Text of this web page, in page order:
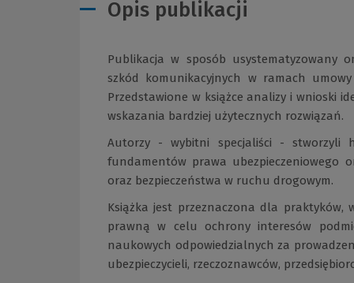
Opis publikacji
Publikacja w sposób usystematyzowany
szkód komunikacyjnych w ramach
Przedstawione w książce analizy i wnioski
wskazania bardziej użytecznych rozwiązań.
Autorzy - wybitni specjaliści - stworzyli
fundamentów prawa ubezpieczeniowego
oraz bezpieczeństwa w ruchu drogowym.
Książka jest przeznaczona dla praktyków,
prawną w celu ochrony interesów
naukowych odpowiedzialnych za
ubezpieczycieli, rzeczoznawców,